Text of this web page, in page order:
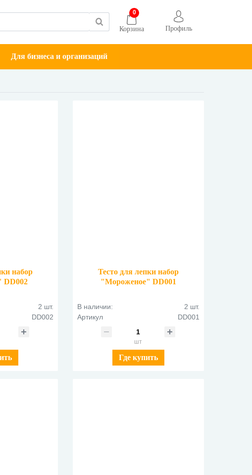
0
Корзина Профиль
Для бизнеса и организаций
набор
DD002
2 шт.
DD002
Тесто для лепки набор
"Мороженое" DD001
В наличии:
2 шт.
Артикул
DD001
шт
Где купить